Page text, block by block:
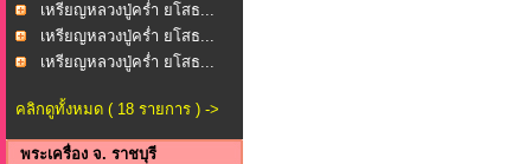
เหรียญหลวงปู่คร่ำ ยโสธ...
เหรียญหลวงปู่คร่ำ ยโสธ...
เหรียญหลวงปู่คร่ำ ยโสธ...
คลิกดูทั้งหมด ( 18 รายการ ) ->
พระเครื่อง จ. ราชบุรี